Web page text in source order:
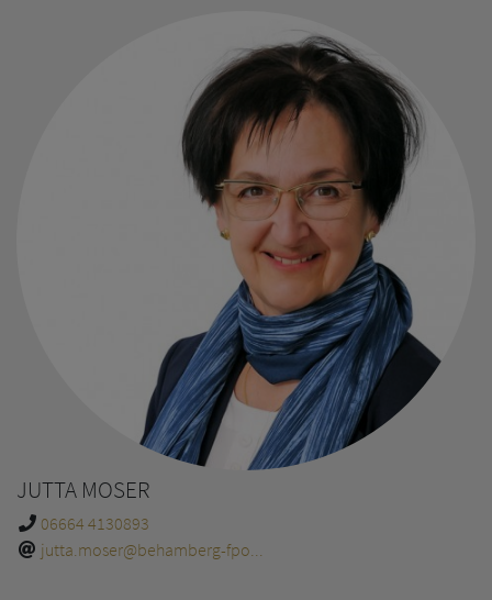
JUTTA MOSER
06664 4130893
jutta.moser@behamberg-fpo...